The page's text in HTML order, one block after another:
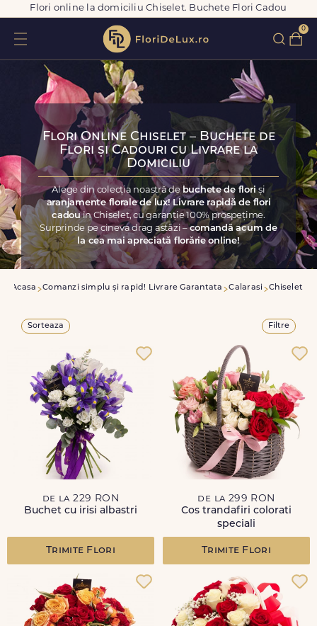
Flori online la domiciliu Chiselet. Buchete Flori Cadou
0
Flori Online Chiselet – Buchete de
Flori și Cadouri cu Livrare la
Domiciliu
Alege din colecția noastră de buchete de floriși
aranjamente florale de lux! Livrare rapidă de flori
cadouîn Chiselet, cu garanție 100% prospețime.
Surprinde pe cineva drag astăzi –comandă acum de
la cea mai apreciată florărie online!
Acasa Comanzi simplu și rapid! Livrare Garantata Calarasi Chiselet
Sorteaza Filtre
de la 229 RON
Buchet cu irisi albastri
Trimite Flori
de la 299 RON
Cos trandafiri colorati
speciali
Trimite Flori